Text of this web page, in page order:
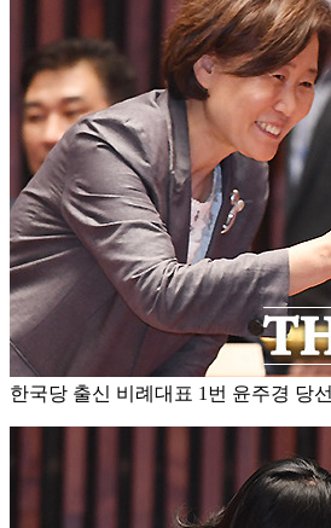
한국당 출신 비례대표 1번 윤주경 당